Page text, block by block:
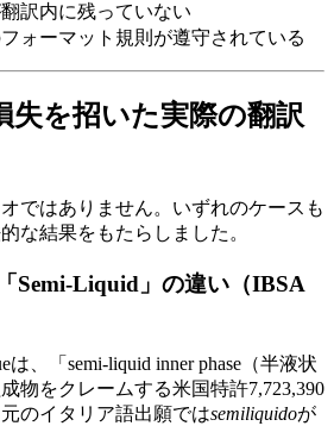
訳内に残っていない
ォーマット規則が遵守されている
失を招いた実際の翻訳
ではありません。いずれのケースも
な結果をもたらしました。
Semi-Liquid」の違い（IBSA
は、「semi-liquid inner phase（半液状
物をクレームする米国特許7,723,390
のイタリア語出願ではsemiliquidoが